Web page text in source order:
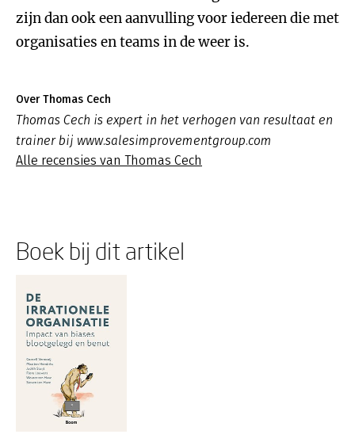
zijn dan ook een aanvulling voor iedereen die met
organisaties en teams in de weer is.
Over Thomas Cech
Thomas Cech is expert in het verhogen van resultaat en
trainer bij www.salesimprovementgroup.com
Alle recensies van Thomas Cech
Boek bij dit artikel